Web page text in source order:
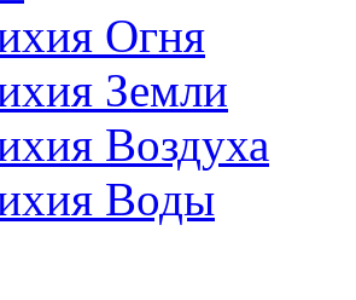
Огня
Земли
Воздуха
Воды